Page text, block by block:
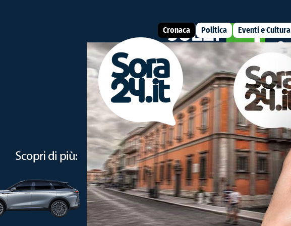
Cronaca Politica Eventi e Cultura